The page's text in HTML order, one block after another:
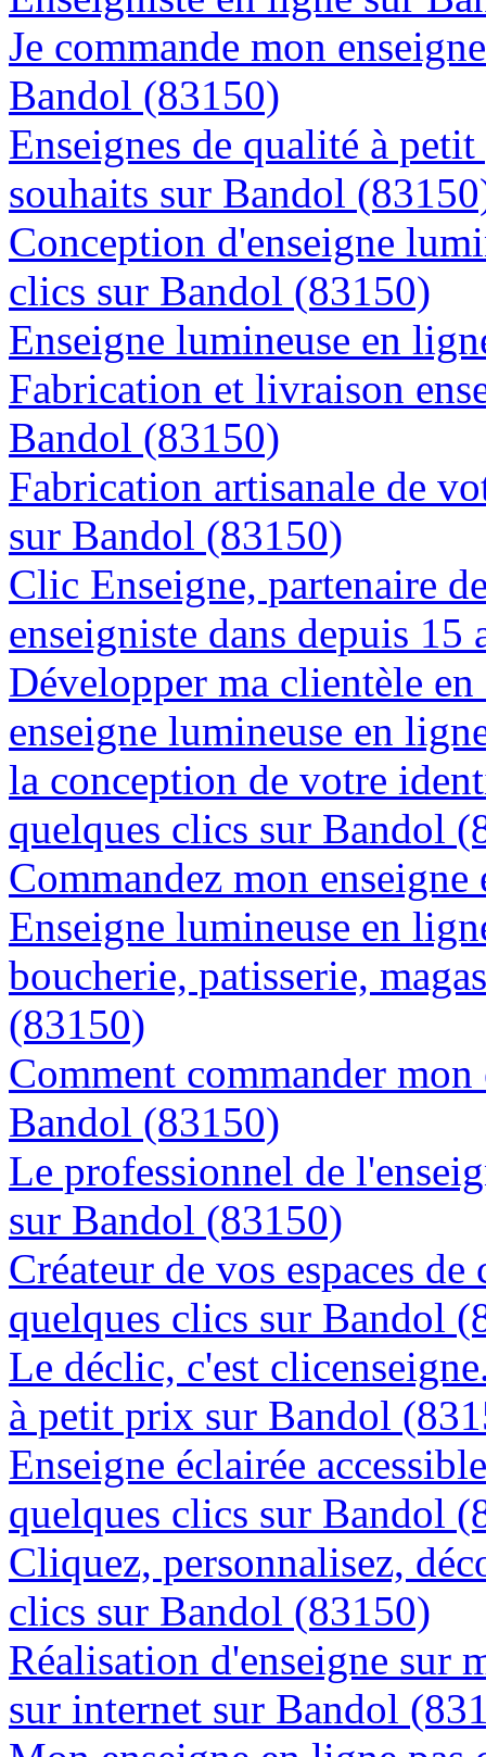
Je commande mon
Bandol (83150)
Enseignes de qualité à
souhaits sur Bandol
Conception d'enseigne
clics sur Bandol (83150)
Enseigne lumineuse en
Fabrication et livraison
Bandol (83150)
Fabrication artisanale de
sur Bandol (83150)
Clic Enseigne, partenaire
enseigniste dans depuis
Développer ma clientèle
enseigne lumineuse en
la conception de votre
quelques clics sur Bandol
Commandez mon
Enseigne lumineuse en
boucherie, patisserie,
(83150)
Comment commander
Bandol (83150)
Le professionnel de
sur Bandol (83150)
Créateur de vos espaces
quelques clics sur Bandol
Le déclic, c'est
à petit prix sur Bandol
Enseigne éclairée
quelques clics sur Bandol
Cliquez, personnalisez,
clics sur Bandol (83150)
Réalisation d'enseigne sur
sur internet sur Bandol